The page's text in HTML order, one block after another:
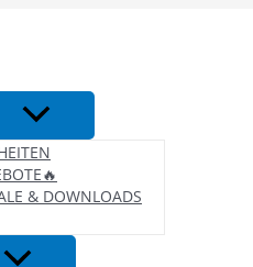
& DOWNLOADS